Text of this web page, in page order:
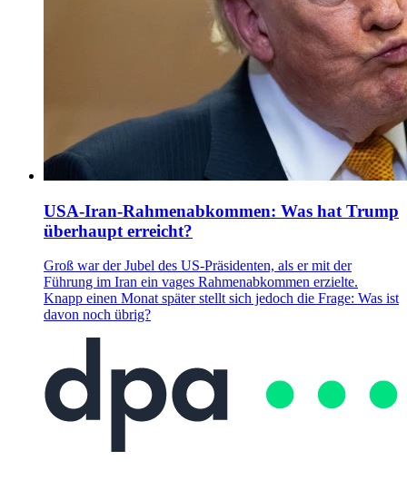
USA-Iran-Rahmenabkommen: Was hat Trump
überhaupt erreicht?
Groß war der Jubel des US-Präsidenten, als er mit der
Führung im Iran ein vages Rahmenabkommen erzielte.
Knapp einen Monat später stellt sich jedoch die Frage: Was ist
davon noch übrig?